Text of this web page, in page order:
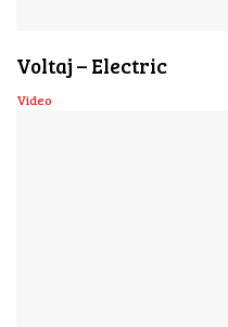
Voltaj – Electric
Video